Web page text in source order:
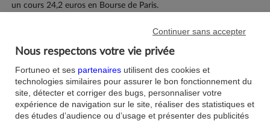
un cours 24,2 euros en Bourse de Paris.
KAUFMAN ET BROAD (FRA)
J'aime ma banque.
Nous respectons votre vie privée
Fortuneo et ses partenaires utilisent des cookies et
technologies similaires pour assurer le bon fonctionnement du
site, détecter et corriger des bugs, personnaliser votre
expérience de navigation sur le site, réaliser des statistiques et
des études d’audience ou d’usage et présenter des publicités
Continuer sans accepter